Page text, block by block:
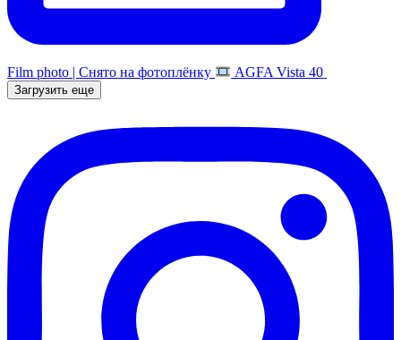
Film photo | Снято на фотоплёнку AGFA Vista 40
Загрузить еще